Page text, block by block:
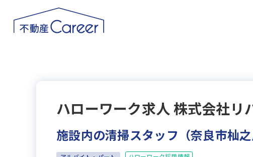
ハローワーク求人株式会社リ
施設内の清掃スタッフ（奈良市杣